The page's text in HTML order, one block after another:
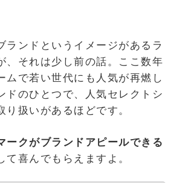
ランドというイメージがあるラ
、それは少し前の話。ここ数年
ムで若い世代にも人気が再燃し
ドのひとつで、人気セレクトシ
り扱いがあるほどです。
ークがブランドアピールできる
て喜んでもらえますよ。